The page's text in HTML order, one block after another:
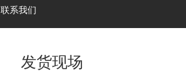
联系我们
发货现场